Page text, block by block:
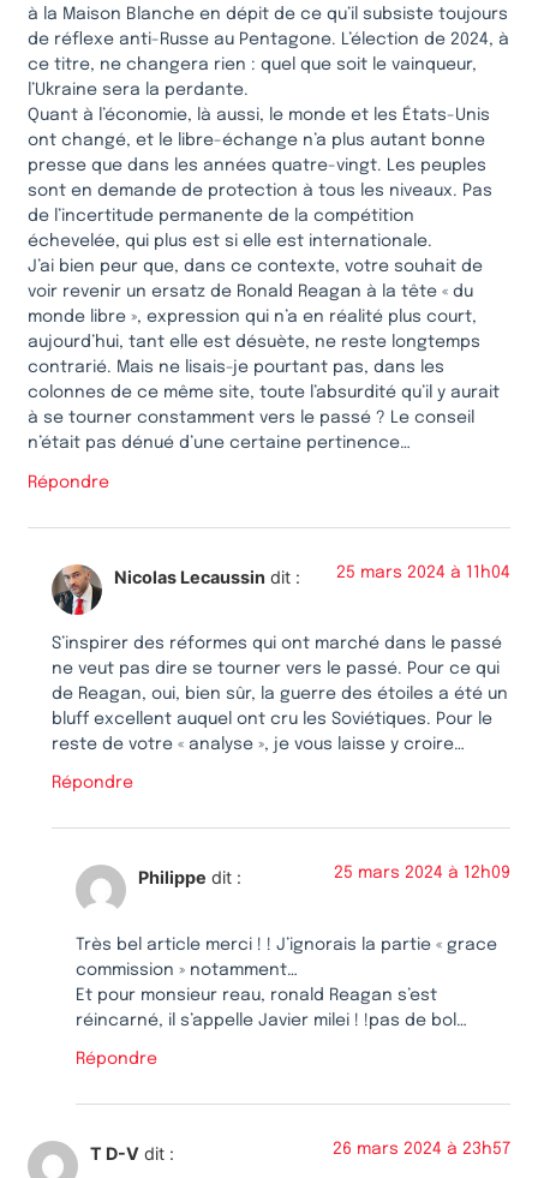
à la Maison Blanche en dépit de ce qu’il subsiste toujours
de réflexe anti-Russe au Pentagone. L’élection de 2024, à
ce titre, ne changera rien : quel que soit le vainqueur,
l’Ukraine sera la perdante.
Quant à l’économie, là aussi, le monde et les États-Unis
ont changé, et le libre-échange n’a plus autant bonne
presse que dans les années quatre-vingt. Les peuples
sont en demande de protection à tous les niveaux. Pas
de l’incertitude permanente de la compétition
échevelée, qui plus est si elle est internationale.
J’ai bien peur que, dans ce contexte, votre souhait de
voir revenir un ersatz de Ronald Reagan à la tête « du
monde libre », expression qui n’a en réalité plus court,
aujourd’hui, tant elle est désuète, ne reste longtemps
contrarié. Mais ne lisais-je pourtant pas, dans les
colonnes de ce même site, toute l’absurdité qu’il y aurait
à se tourner constamment vers le passé ? Le conseil
n’était pas dénué d’une certaine pertinence…
Répondre
Nicolas Lecaussin dit : 25 mars 2024 à 11h04
S’inspirer des réformes qui ont marché dans le passé
ne veut pas dire se tourner vers le passé. Pour ce qui
de Reagan, oui, bien sûr, la guerre des étoiles a été un
bluff excellent auquel ont cru les Soviétiques. Pour le
reste de votre « analyse », je vous laisse y croire…
Répondre
Philippe dit : 25 mars 2024 à 12h09
Très bel article merci ! ! J’ignorais la partie « grace
commission » notamment…
Et pour monsieur reau, ronald Reagan s’est
réincarné, il s’appelle Javier milei ! !pas de bol…
Répondre
T D-V dit : 26 mars 2024 à 23h57